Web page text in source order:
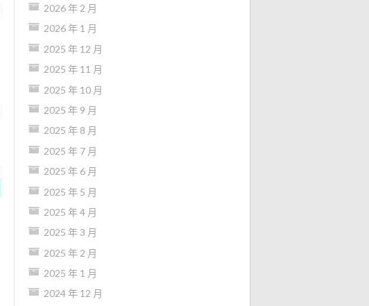
2026 年 2 月
2026 年 1 月
2025 年 12 月
2025 年 11 月
2025 年 10 月
2025 年 9 月
2025 年 8 月
2025 年 7 月
2025 年 6 月
2025 年 5 月
2025 年 4 月
2025 年 3 月
2025 年 2 月
2025 年 1 月
2024 年 12 月